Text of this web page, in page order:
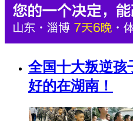
全国十大叛逆孩
好的在湖南！